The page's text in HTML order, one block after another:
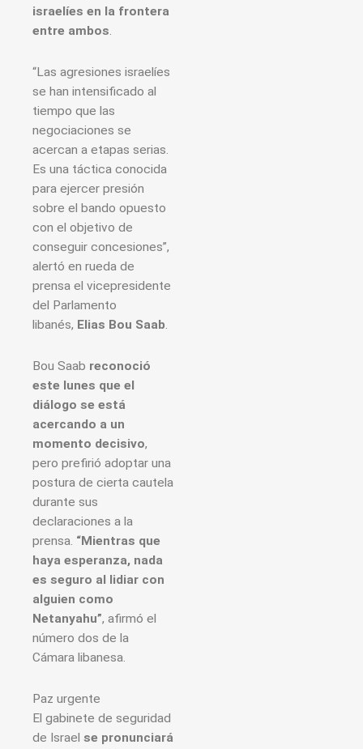
israelíes en la frontera
entre ambos.
“Las agresiones israelíes
se han intensificado al
tiempo que las
negociaciones se
acercan a etapas serias.
Es una táctica conocida
para ejercer presión
sobre el bando opuesto
con el objetivo de
conseguir concesiones”,
alertó en rueda de
prensa el vicepresidente
del Parlamento
libanés, Elias Bou Saab.
Bou Saab reconoció
este lunes que el
diálogo se está
acercando a un
momento decisivo,
pero prefirió adoptar una
postura de cierta cautela
durante sus
declaraciones a la
prensa. “Mientras que
haya esperanza, nada
es seguro al lidiar con
alguien como
Netanyahu”, afirmó el
número dos de la
Cámara libanesa.
Paz urgente
El gabinete de seguridad
de Israel se pronunciará